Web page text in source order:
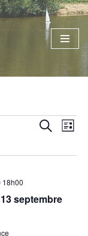
de
Recherche
Liste
septembre
18h00